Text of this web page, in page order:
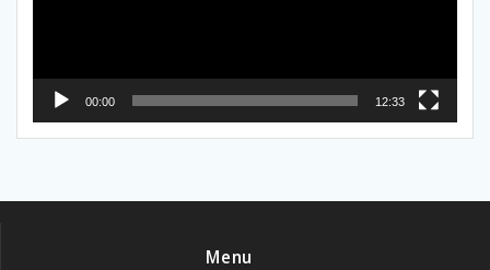
00:00 12:33
Menu